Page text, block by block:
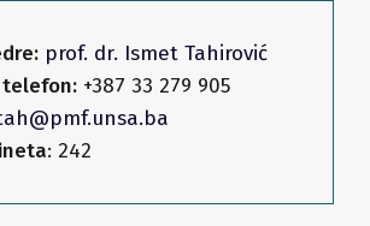
prof. dr. Ismet Tahirović
+387 33 279 905
: 242